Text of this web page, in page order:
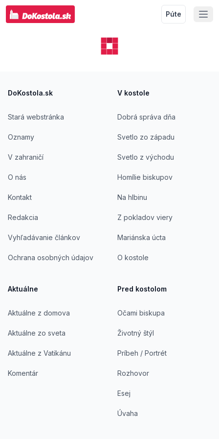
Púte
DoKostola.sk
Stará webstránka
Oznamy
V zahraničí
O nás
Kontakt
Redakcia
Vyhľadávanie článkov
Ochrana osobných údajov
Aktuálne
Aktuálne z domova
Aktuálne zo sveta
Aktuálne z Vatikánu
Komentár
V kostole
Dobrá správa dňa
Svetlo zo západu
Svetlo z východu
Homílie biskupov
Na hlbinu
Z pokladov viery
Mariánska úcta
O kostole
Pred kostolom
Očami biskupa
Životný štýl
Príbeh / Portrét
Rozhovor
Esej
Úvaha